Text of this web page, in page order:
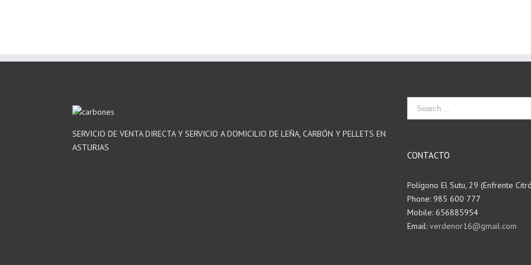
SERVICIO DE VENTA DIRECTA Y SERVICIO A DOMICILIO DE LEÑA, CARBÓN Y PELLETS EN
ASTURIAS
CONTACTO
Polígono El Sutu, 29 (Enfrente
Phone: 985 600 777
Mobile: 656885954
Email: verdenor16@gmail.com